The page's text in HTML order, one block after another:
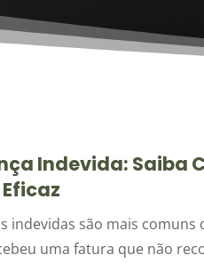
Indevida: Saiba
indevidas são mais
uma fatura que não